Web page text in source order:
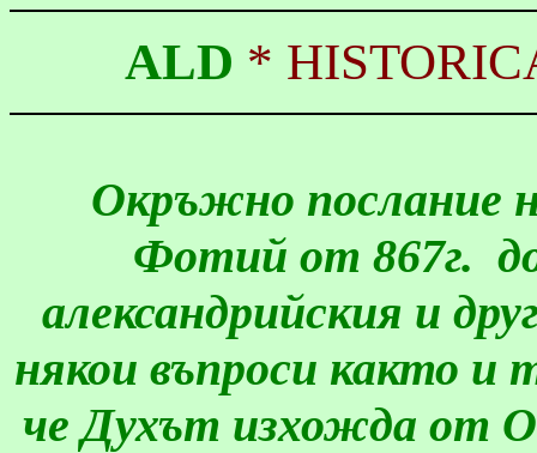
ALD *
Окръжно послание
Фотий от 867г.
александрийския и
някои въпроси както и
че Духът изхожда от